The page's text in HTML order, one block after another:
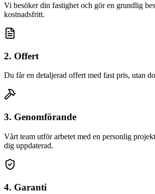
Vi besöker din fastighet och gör en grundlig
kostnadsfritt.
2. Offert
Du får en detaljerad offert med fast pris, utan
3. Genomförande
Vårt team utför arbetet med en personlig
dig uppdaterad.
4. Garanti